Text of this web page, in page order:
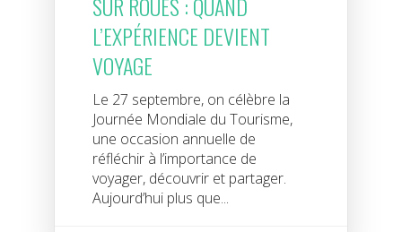
L’EXPÉRIENCE DEVIENT
VOYAGE
Le 27 septembre, on célèbre la
Journée Mondiale du Tourisme,
une occasion annuelle de
réfléchir à l’importance de
voyager, découvrir et partager.
Aujourd’hui plus que...